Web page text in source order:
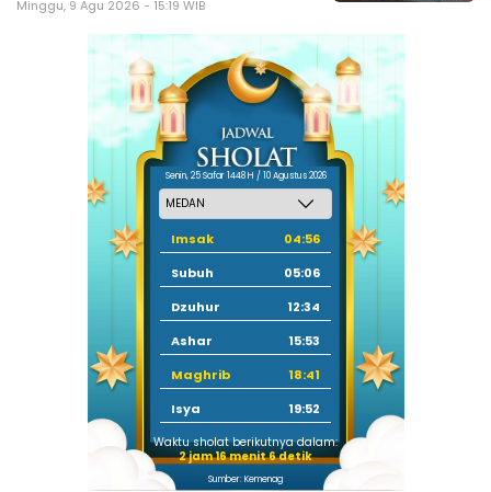
Minggu, 9 Agu 2026 - 15:19 WIB
Senin, 25 Safar 1448 H / 10 Agustus 2026
Imsak
04:56
Subuh
05:06
Dzuhur
12:34
Ashar
15:53
Maghrib
18:41
Isya
19:52
Waktu sholat berikutnya dalam:
2 jam 16 menit 6 detik
Sumber: Kemenag